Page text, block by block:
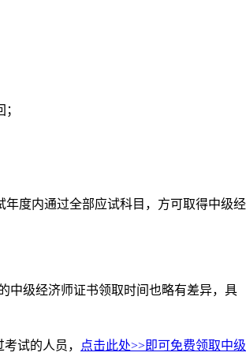
度内通过全部应试科目，方可取得中级经
中级经济师证书领取时间也略有差异，具
试的人员，
点击此处>>即可免费领取中级